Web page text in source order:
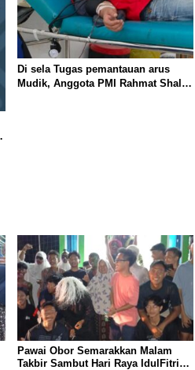
Di sela Tugas pemantauan arus
Mudik, Anggota PMI Rahmat Shali
Pawai Obor Semarakkan Malam
Takbir Sambut Hari Raya IdulFitri